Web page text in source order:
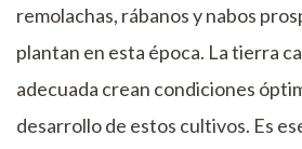
remolachas, rábanos y nabos
plantan en esta época. La tierra
adecuada crean condiciones
desarrollo de estos cultivos. Es